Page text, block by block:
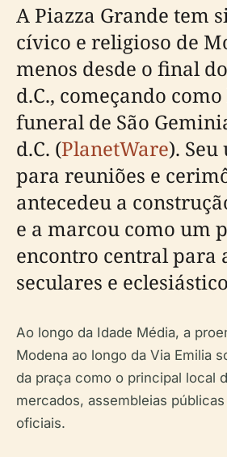
A Piazza Grande tem
cívico e religioso de
menos desde o final
d.C., começando
funeral de São
d.C. (PlanetWare).
para reuniões e
antecedeu a
e a marcou como um
encontro central para
seculares e
Ao longo da Idade Média, a
Modena ao longo da Via Emilia
da praça como o principal local
mercados, assembleias
oficiais.